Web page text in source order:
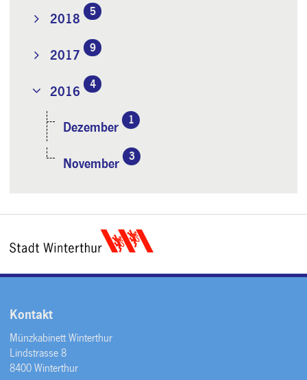
2018
5
2017
9
2016
4
Dezember
1
November
3
Kontakt
Münzkabinett Winterthur
Lindstrasse 8
8400 Winterthur